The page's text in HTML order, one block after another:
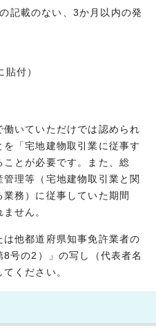
記載のない、3か月以内の発
付）
働いていただけでは認められ
「宅地建物取引業に従事す
とが必要です。また、総
理等（宅地建物取引業と関
務）に従事していた期間
せん。
他都道府県知事免許業者の
号の2）」の写し（代表者名
ください。